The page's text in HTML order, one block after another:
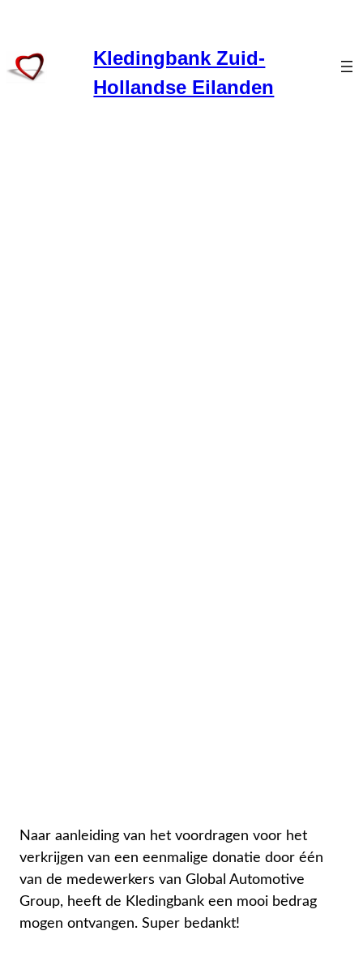
Kledingbank Zuid-
Hollandse Eilanden
Naar aanleiding van het voordragen voor het
verkrijgen van een eenmalige donatie door één
van de medewerkers van Global Automotive
Group, heeft de Kledingbank een mooi bedrag
mogen ontvangen. Super bedankt!